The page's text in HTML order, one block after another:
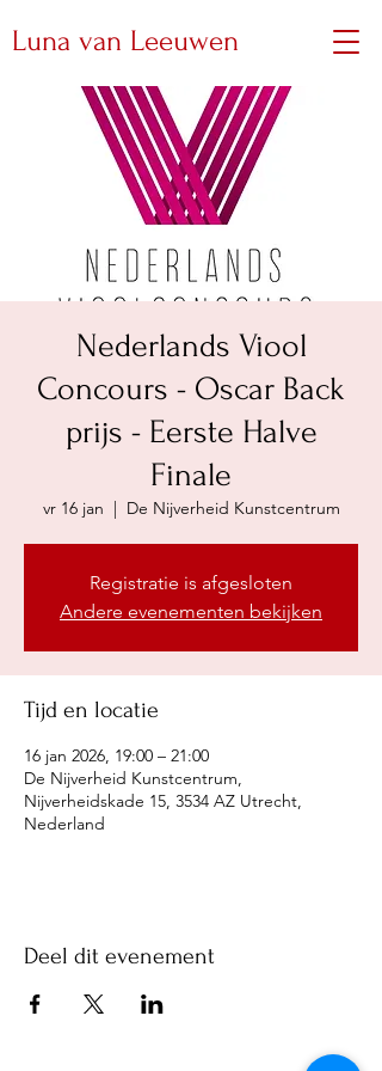
Luna van Leeuwen
Nederlands Viool
Concours - Oscar Back
prijs - Eerste Halve
Finale
vr 16 jan
  |
De Nijverheid Kunstcentrum
Registratie is afgesloten
Andere evenementen bekijken
Tijd en locatie
16 jan 2026, 19:00 – 21:00
De Nijverheid Kunstcentrum,
Nijverheidskade 15, 3534 AZ Utrecht,
Nederland
Deel dit evenement